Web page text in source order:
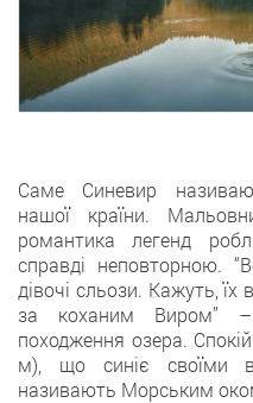
Саме Синевир
нашої країни.
романтика легенд
справді неповторною.
дівочі сльози. Кажуть,
за коханим Виром” –
походження озера.
м), що синіє своїми
називають Морським